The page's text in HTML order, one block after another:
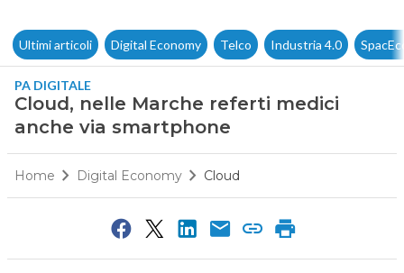
Ultimi articoli Digital Economy Telco Industria 4.0
PA DIGITALE
Cloud, nelle Marche referti medici
anche via smartphone
Home Digital Economy Cloud